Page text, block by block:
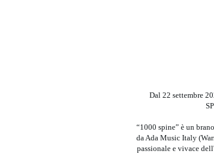
Dal 22 settembre
“1000 spine” è un
da Ada Music Italy
passionale e vivace